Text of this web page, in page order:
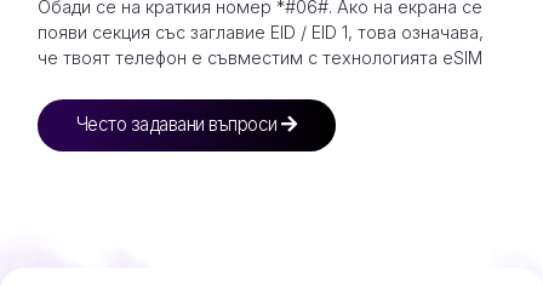
Обади се на краткия номер *#06#. Ако на екрана се
появи секция със заглавие EID / EID 1, това означава,
че твоят телефон е съвместим с технологията eSIM
Често задавани въпроси